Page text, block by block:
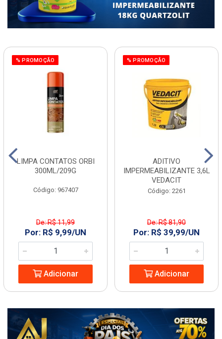
% PROMOÇÃO
LIMPA CONTATOS ORBI
300ML/209G
Código: 967407
De: R$ 11,99
Por: R$ 9,99/UN
Adicionar
% PROMOÇÃO
ADITIVO
IMPERMEABILIZANTE 3,6L
VEDACIT
Código: 2261
De: R$ 81,90
Por: R$ 39,99/UN
Adicionar